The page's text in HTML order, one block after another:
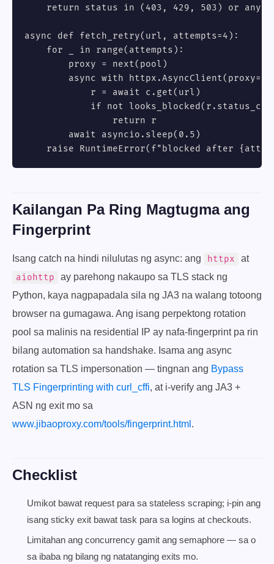
return status in (403, 429, 503) or
async def fetch_retry(url, attempts=4):
    for _ in range(attempts):
        proxy = next(pool)
async with
            r = await c.get(url)
if not
                return r
        await asyncio.sleep(0.5)
raise RuntimeError(f"blocked after
Kailangan Pa Ring Magtugma ang
Fingerprint
Isang catch na hindi nilulutas ng async: ang httpx
at
aiohttp
ay parehong nakaupo sa TLS stack ng
Python, kaya nagpapadala sila ng JA3 na walang totoong
browser na gumagawa. Ang isang perpektong rotation
pool sa malinis na residential IP ay nafa-fingerprint pa rin
bilang automation sa handshake. Isama ang async
rotation sa TLS impersonation — tingnan ang Bypass
TLS Fingerprinting with curl_cffi, at i-verify ang JA3 +
ASN ng exit mo sa
www.jibaoproxy.com/tools/fingerprint.html .
Checklist
Umikot bawat request para sa stateless scraping; i-pin ang
isang sticky exit bawat task para sa logins at checkouts.
Limitahan ang concurrency gamit ang semaphore — sa o
sa ibaba ng bilang ng natatanging exits mo.